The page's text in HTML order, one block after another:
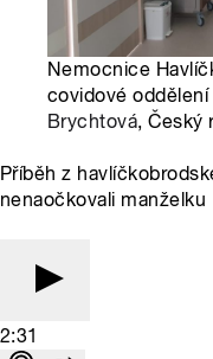
Nemocnice
covidové oddělení
Brychtová, Český
Příběh z
nenaočkovali manželku
2:31